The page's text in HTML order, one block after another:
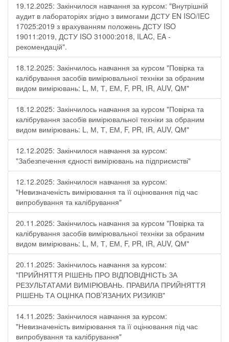
19.12.2025: Закінчилося навчання за курсом: "Внутрішній
аудит в лабораторіях згідно з вимогами ДСТУ EN ISO/IEC
17025:2019 з врахуванням положень ДСТУ ISO
19011:2019, ДСТУ ISO 31000:2018, ILAC, EA -
рекомендацій".
18.12.2025: Закінчилось навчання за курсом "Повірка та
калібрування засобів вимірювальної техніки за обраним
видом вимірювань: L, М, Т, ЕМ, F, РR, ІR, АUV, QМ"
18.12.2025: Закінчилось навчання за курсом "Повірка та
калібрування засобів вимірювальної техніки за обраним
видом вимірювань: L, М, Т, ЕМ, F, РR, ІR, АUV, QМ"
12.12.2025: Закінчилося навчання за курсом:
"Забезпечення єдності вимірювань на підприємстві"
12.12.2025: Закінчилося навчання за курсом:
"Невизначеність вимірювання та її оцінювання під час
випробування та калібрування"
20.11.2025: Закінчилось навчання за курсом "Повірка та
калібрування засобів вимірювальної техніки за обраним
видом вимірювань: L, М, Т, ЕМ, F, РR, ІR, АUV, QМ"
20.11.2025: Закінчилось навчання за курсом:
"ПРИЙНЯТТЯ РІШЕНЬ ПРО ВІДПОВІДНІСТЬ ЗА
РЕЗУЛЬТАТАМИ ВИМІРЮВАНЬ. ПРАВИЛА ПРИЙНЯТТЯ
РІШЕНЬ ТА ОЦІНКА ПОВ’ЯЗАНИХ РИЗИКІВ"
14.11.2025: Закінчилося навчання за курсом:
"Невизначеність вимірювання та її оцінювання під час
випробування та калібрування"